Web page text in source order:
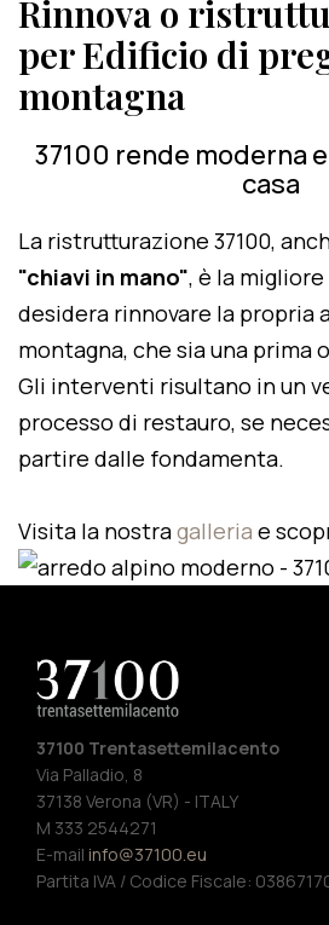
Rinnova o
per Edificio di
montagna
37100 rende moderna
casa
La ristrutturazione 37100,
"chiavi in mano", è la
desidera rinnovare la propria
montagna, che sia una prima
Gli interventi risultano in un
processo di restauro, se
partire dalle fondamenta.
Visita la nostragalleria e
37100 Trentasettemilacento
Via Palladio, 8
37138 Verona (VR) - ITALY
M 333 2544271
E-mail info@37100.eu
Partita IVA / Codice Fiscale: